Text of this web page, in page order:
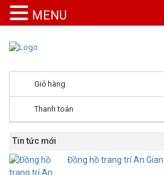
Giỏ hàng
Thanh toán
Tin tức mới
Đồng hồ trang trí An
MENU